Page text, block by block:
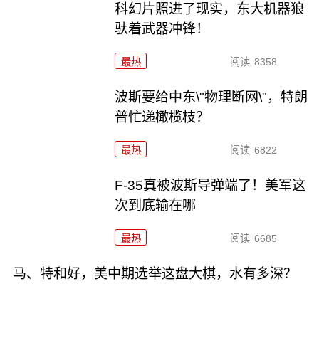
科幻片照进了现实，东大机器狼
驮着武器冲锋！
最热 阅读 8358
波斯要给中东\"物理断网\"，特朗
普忙递橄榄枝？
最热 阅读 6822
F-35真被波斯导弹端了！美军这
次到底输在哪
最热 阅读 6685
马、特和好，美中期选举这盘大棋，水有多深？